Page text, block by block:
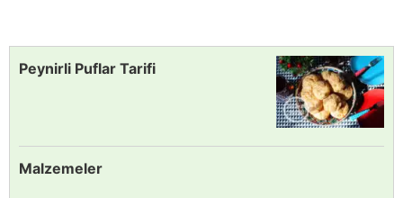
Peynirli Puflar Tarifi
Malzemeler